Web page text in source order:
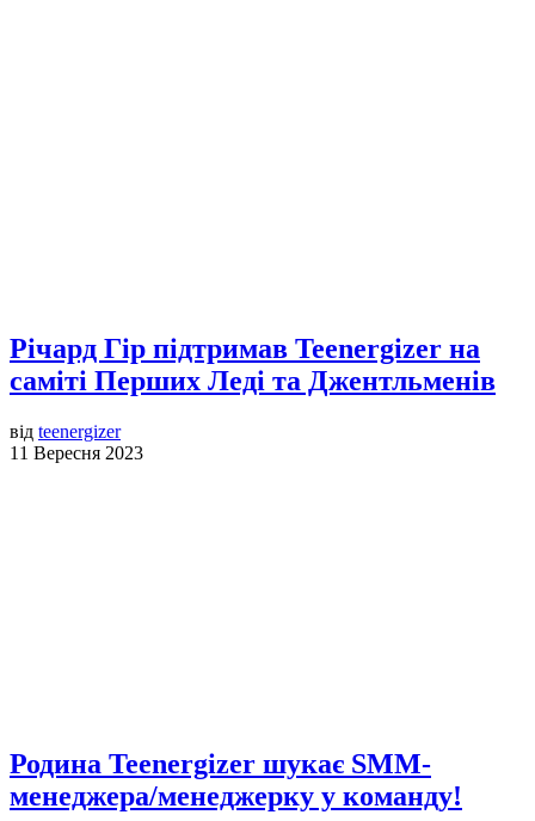
Річард Гір підтримав Teenergizer на
саміті Перших Леді та Джентльменів
від teenergizer
11 Вересня 2023
Родина Teenergizer шукає SMM-
менеджера/менеджерку у команду!